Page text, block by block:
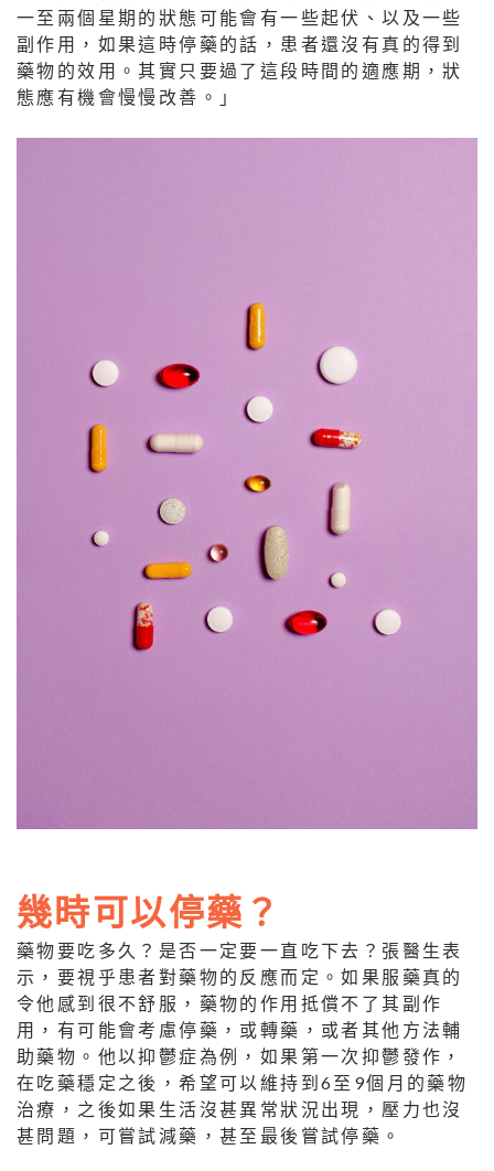
一至兩個星期的狀態可能會有一些起伏、以及一些
副作用，如果這時停藥的話，患者還沒有真的得到
藥物的效用。其實只要過了這段時間的適應期，狀
態應有機會慢慢改善。」
幾時可以停藥？
藥物要吃多久？是否一定要一直吃下去？張醫生表
示，要視乎患者對藥物的反應而定。如果服藥真的
令他感到很不舒服，藥物的作用抵償不了其副作
用，有可能會考慮停藥，或轉藥，或者其他方法輔
助藥物。他以抑鬱症為例，如果第一次抑鬱發作，
在吃藥穩定之後，希望可以維持到6至9個月的藥物
治療，之後如果生活沒甚異常狀況出現，壓力也沒
甚問題，可嘗試減藥，甚至最後嘗試停藥。